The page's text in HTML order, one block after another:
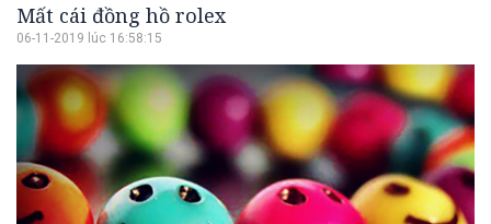
Mất cái đồng hồ rolex
06-11-2019 lúc 16:58:15